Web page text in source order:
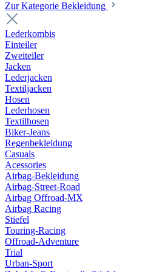
Zur Kategorie Bekleidung
Lederkombis
Einteiler
Zweiteiler
Jacken
Lederjacken
Textiljacken
Hosen
Lederhosen
Textilhosen
Biker-Jeans
Regenbekleidung
Casuals
Acessories
Airbag-Bekleidung
Airbag-Street-Road
Airbag Offroad-MX
Airbag Racing
Stiefel
Touring-Racing
Offroad-Adventure
Trial
Urban-Sport